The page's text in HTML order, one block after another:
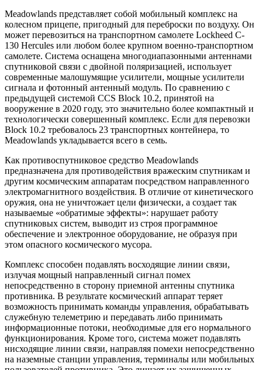
Meadowlands представляет собой мобильный комплекс на
колесном прицепе, пригодный для переброски по воздуху. Он
может перевозиться на транспортном самолете Lockheed C-
130 Hercules или любом более крупном военно-транспортном
самолете. Система оснащена многодиапазонными антеннами
спутниковой связи с двойной поляризацией, использует
современные малошумящие усилители, мощные усилители
сигнала и фотонный антенный модуль. По сравнению с
предыдущей системой CCS Block 10.2, принятой на
вооружение в 2020 году, это значительно более компактный и
технологически совершенный комплекс. Если для перевозки
Block 10.2 требовалось 23 транспортных контейнера, то
Meadowlands укладывается всего в семь.
Как противоспутниковое средство Meadowlands
предназначена для противодействия вражеским спутникам и
другим космическим аппаратам посредством направленного
электромагнитного воздействия. В отличие от кинетического
оружия, она не уничтожает цели физически, а создает так
называемые «обратимые эффекты»: нарушает работу
спутниковых систем, выводит из строя программное
обеспечение и электронное оборудование, не образуя при
этом опасного космического мусора.
Комплекс способен подавлять восходящие линии связи,
излучая мощный направленный сигнал помех
непосредственно в сторону приемной антенны спутника
противника. В результате космический аппарат теряет
возможность принимать команды управления, обрабатывать
служебную телеметрию и передавать либо принимать
информационные потоки, необходимые для его нормального
функционирования. Кроме того, система может подавлять
нисходящие линии связи, направляя помехи непосредственно
на наземные станции управления, терминалы или мобильных